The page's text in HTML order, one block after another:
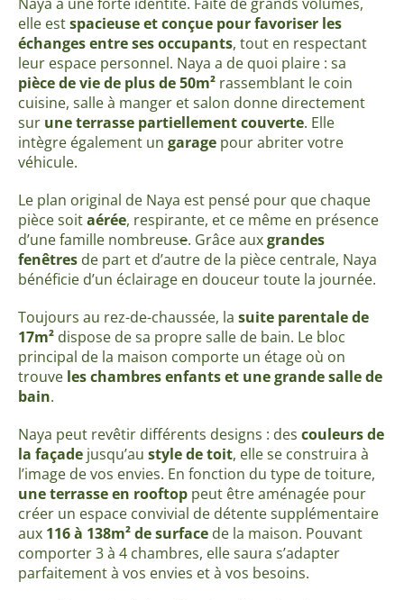
elle estspacieuse et conçue pourfavoriser les
échangesentre ses occupants, tout en respectant
leur espace personnel. Naya a de quoi plaire : sa
pièce de vie de plus de 50m² rassemblant le coin
cuisine, salle à manger et salon donne directement
sur une terrasse partiellement couverte. Elle
intègre également un garage pour abriter votre
véhicule.
Le plan original de Naya est pensé pour que chaque
pièce soitaérée, respirante, et ce même en présence
d’une famille nombreuse. Grâce auxgrandes
fenêtres de part et d’autre de la pièce centrale, Naya
bénéficie d’un éclairage en douceur toute la journée.
Toujours au rez-de-chaussée, la suite parentale de
17m² dispose de sa propre salle de bain. Le bloc
principal de la maison comporte un étage où on
trouve les chambres enfants et une grande salle de
bain.
Naya peut revêtir différents designs : des couleurs de
la façade jusqu’au style de toit, elle se construira à
l’image de vos envies. En fonction du type de toiture,
une terrasse en rooftop peut être aménagée pour
créer un espace convivial de détente supplémentaire
aux 116 à 138m² de surface de la maison. Pouvant
comporter 3 à 4 chambres, elle saura s’adapter
parfaitement à vos envies et à vos besoins.